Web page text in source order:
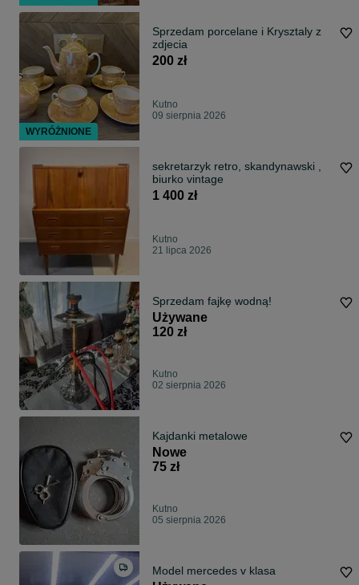
Sprzedam porcelane i Krysztaly z
zdjecia
200 zł
Kutno
09 sierpnia 2026
sekretarzyk retro, skandynawski ,
biurko vintage
1 400 zł
Kutno
21 lipca 2026
Sprzedam fajkę wodną!
Używane
120 zł
Kutno
02 sierpnia 2026
Kajdanki metalowe
Nowe
75 zł
Kutno
05 sierpnia 2026
Model mercedes v klasa
WYRÓŻNIONE